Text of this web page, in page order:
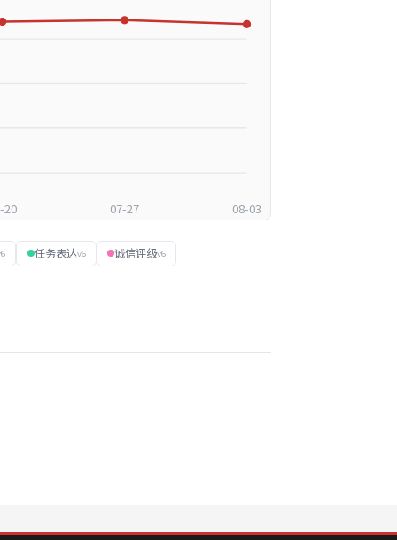
20 07-27 08-03
任务表达v6 诚信评级v6